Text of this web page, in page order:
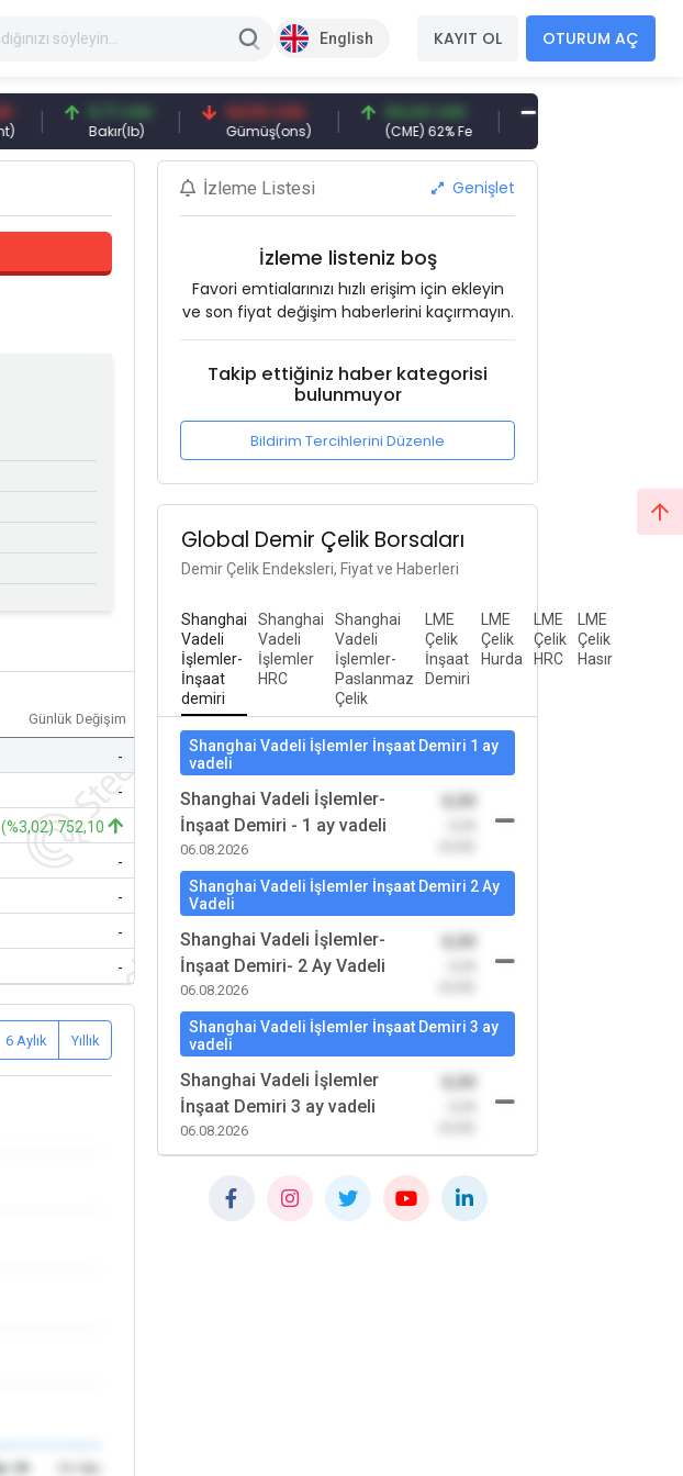
English KAYIT OL OTURUM AÇ
6,71 USD
Bakır(lb)
94,50 USD
Gümüş(ons)
94,44 USD
(CME) 62% Fe
377,25 USD
Gemi Söküm
Günlük Değişim
-
-
(%3,02) 752,10
-
-
-
-
6 Aylık Yıllık
İzleme Listesi Genişlet
İzleme listeniz boş
Favori emtialarınızı hızlı erişim için ekleyin
ve son fiyat değişim haberlerini kaçırmayın.
Takip ettiğiniz haber kategorisi
bulunmuyor
Bildirim Tercihlerini Düzenle
Global Demir Çelik Borsaları
Demir Çelik Endeksleri, Fiyat ve Haberleri
Shanghai
Vadeli
İşlemler-
İnşaat
demiri
Shanghai
Vadeli
İşlemler
HRC
Shanghai
Vadeli
İşlemler-
Paslanmaz
Çelik
LME
Çelik
İnşaat
Demiri
LME
Çelik
Hurda
LME
Çelik
HRC
LME
Çelik
Hasır
Shanghai Vadeli İşlemler İnşaat Demiri 1 ay
vadeli
Shanghai Vadeli İşlemler-
İnşaat Demiri - 1 ay vadeli
06.08.2026
Shanghai Vadeli İşlemler İnşaat Demiri 2 Ay
Vadeli
Shanghai Vadeli İşlemler-
İnşaat Demiri- 2 Ay Vadeli
06.08.2026
Shanghai Vadeli İşlemler İnşaat Demiri 3 ay
vadeli
Shanghai Vadeli İşlemler
İnşaat Demiri 3 ay vadeli
06.08.2026